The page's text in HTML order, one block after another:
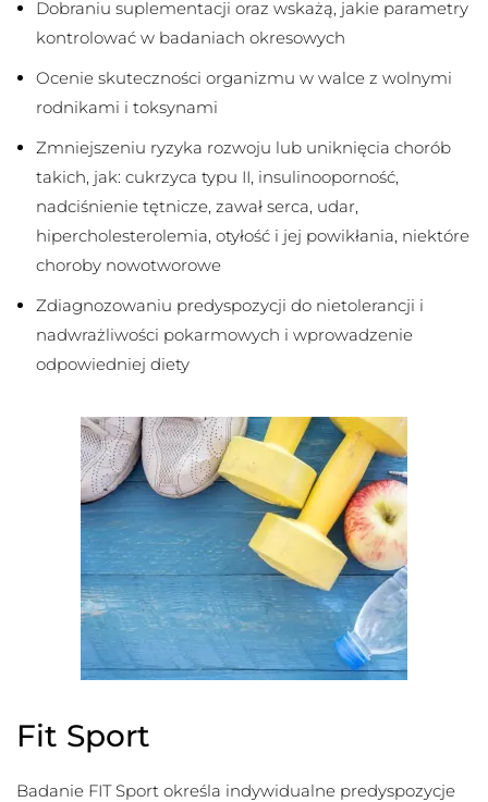
Dobraniu suplementacji oraz wskażą, jakie parametry
kontrolować w badaniach okresowych
Ocenie skuteczności organizmu w walce z wolnymi
rodnikami i toksynami
Zmniejszeniu ryzyka rozwoju lub uniknięcia chorób
takich, jak: cukrzyca typu II, insulinooporność,
nadciśnienie tętnicze, zawał serca, udar,
hipercholesterolemia, otyłość i jej powikłania, niektóre
choroby nowotworowe
Zdiagnozowaniu predyspozycji do nietolerancji i
nadwrażliwości pokarmowych i wprowadzenie
odpowiedniej diety
Fit Sport
Badanie FIT Sport określa indywidualne predyspozycje